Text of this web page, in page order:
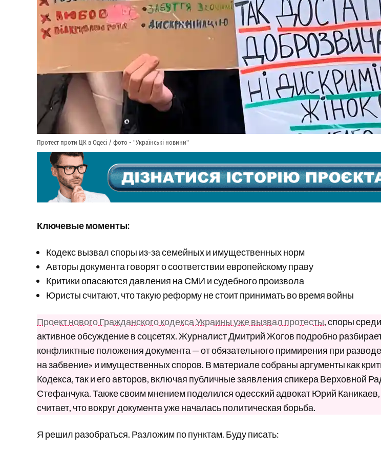
Протест проти ЦК в Одесі / фото - "Українські новини"
Ключевые моменты:
Кодекс вызвал споры из-за семейных и имущественных норм
Авторы документа говорят о соответствии европейскому праву
Критики опасаются давления на СМИ и судебного произвола
Юристы считают, что такую реформу не стоит принимать во время войны
Проект нового Гражданского кодекса Украины уже вызвал протесты, споры
активное обсуждение в соцсетях. Журналист Дмитрий Жогов подробно
конфликтные положения документа — от обязательного примирения при
на забвение» и имущественных споров. В материале собраны аргументы как
Кодекса, так и его авторов, включая публичные заявления спикера Верховной
Стефанчука. Также своим мнением поделился одесский адвокат Юрий
считает, что вокруг документа уже началась политическая борьба.
Я решил разобраться. Разложим по пунктам. Буду писать: